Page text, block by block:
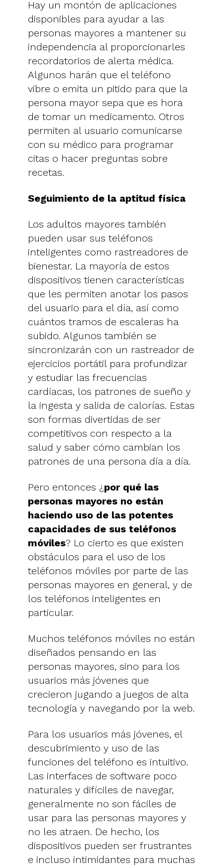
Hay un montón de aplicaciones
disponibles para ayudar a las
personas mayores a mantener su
independencia al proporcionarles
recordatorios de alerta médica.
Algunos harán que el teléfono
vibre o emita un pitido para que la
persona mayor sepa que es hora
de tomar un medicamento. Otros
permiten al usuario comunicarse
con su médico para programar
citas o hacer preguntas sobre
recetas.
Seguimiento de la aptitud física
Los adultos mayores también
pueden usar sus teléfonos
inteligentes como rastreadores de
bienestar. La mayoría de estos
dispositivos tienen características
que les permiten anotar los pasos
del usuario para el día, así como
cuántos tramos de escaleras ha
subido. Algunos también se
sincronizarán con un rastreador de
ejercicios portátil para profundizar
y estudiar las frecuencias
cardíacas, los patrones de sueño y
la ingesta y salida de calorías. Estas
son formas divertidas de ser
competitivos con respecto a la
salud y saber cómo cambian los
patrones de una persona día a día.
Pero entonces ¿por qué las
personas mayores no están
haciendo uso de las potentes
capacidades de sus teléfonos
móviles? Lo cierto es que existen
obstáculos para el uso de los
teléfonos móviles por parte de las
personas mayores en general, y de
los teléfonos inteligentes en
particular.
Muchos teléfonos móviles no están
diseñados pensando en las
personas mayores, sino para los
usuarios más jóvenes que
crecieron jugando a juegos de alta
tecnología y navegando por la web.
Para los usuarios más jóvenes, el
descubrimiento y uso de las
funciones del teléfono es intuitivo.
Las interfaces de software poco
naturales y difíciles de navegar,
generalmente no son fáciles de
usar para las personas mayores y
no les atraen. De hecho, los
dispositivos pueden ser frustrantes
e incluso intimidantes para muchas